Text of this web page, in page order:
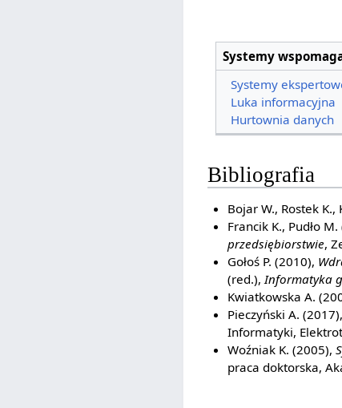
Systemy
Systemy
Luka informacyjna
Hurtownia danych
Bibliografia
Bojar W., Rostek K.,
Francik K., Pudło
przedsiębiorstwie,
Gołoś P. (2010),
(red.),Informatyka
Kwiatkowska A.
Pieczyński A. (2017),
Informatyki,
Woźniak K. (2005),
praca doktorska,